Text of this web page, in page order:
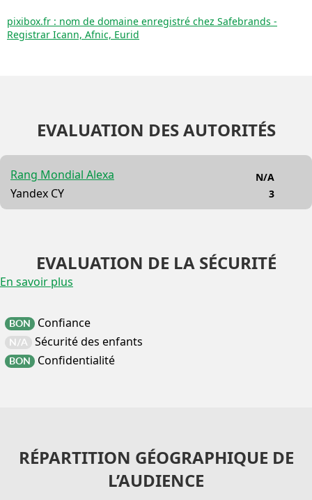
pixibox.fr : nom de domaine enregistré chez Safebrands -
Registrar Icann, Afnic, Eurid
EVALUATION DES AUTORITÉS
Rang Mondial Alexa
Yandex CY
N/A
3
EVALUATION DE LA SÉCURITÉ
En savoir plus
BON Confiance
N/A Sécurité des enfants
BON Confidentialité
RÉPARTITION GÉOGRAPHIQUE DE
L’AUDIENCE